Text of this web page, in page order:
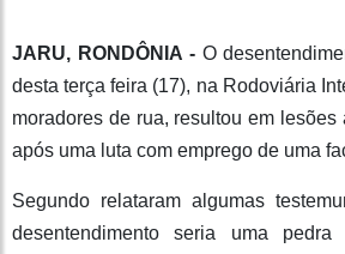
JARU, RONDÔNIA - O
desta terça feira (17), na Rodoviária
moradores de rua, resultou em lesões
após uma luta com emprego de uma
Segundo relataram algumas
desentendimento seria uma